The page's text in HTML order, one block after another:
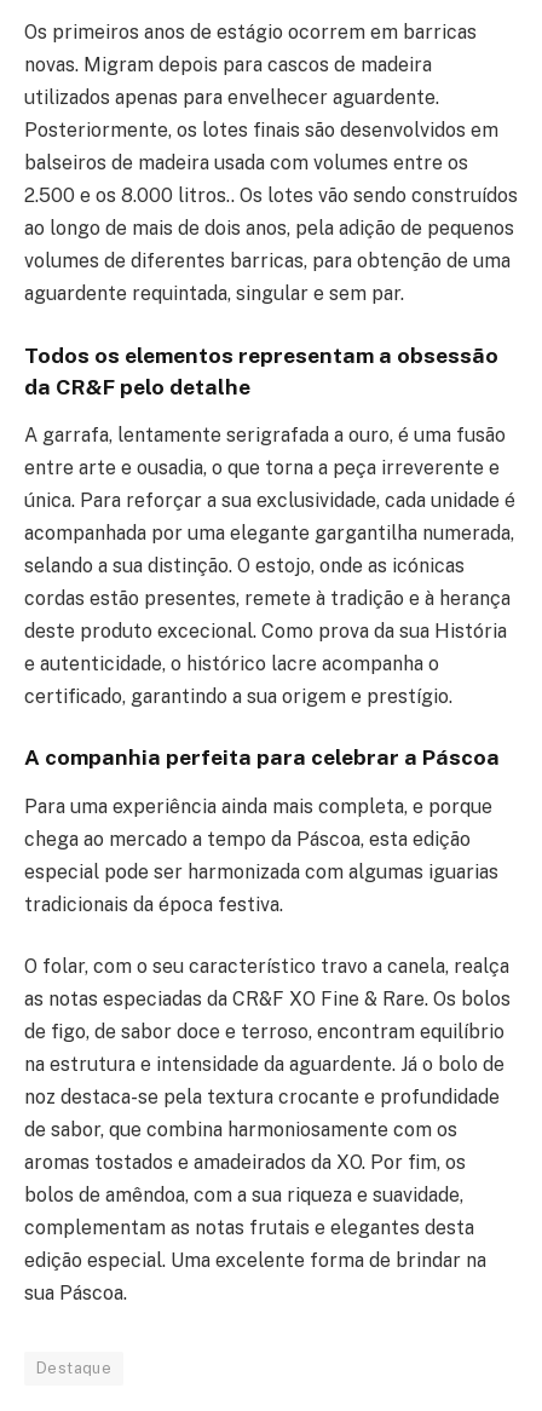
Os primeiros anos de estágio ocorrem em barricas
novas. Migram depois para cascos de madeira
utilizados apenas para envelhecer aguardente.
Posteriormente, os lotes finais são desenvolvidos em
balseiros de madeira usada com volumes entre os
2.500 e os 8.000 litros.. Os lotes vão sendo construídos
ao longo de mais de dois anos, pela adição de pequenos
volumes de diferentes barricas, para obtenção de uma
aguardente requintada, singular e sem par.
Todos os elementos representam a obsessão
da CR&F pelo detalhe
A garrafa, lentamente serigrafada a ouro, é uma fusão
entre arte e ousadia, o que torna a peça irreverente e
única. Para reforçar a sua exclusividade, cada unidade é
acompanhada por uma elegante gargantilha numerada,
selando a sua distinção. O estojo, onde as icónicas
cordas estão presentes, remete à tradição e à herança
deste produto excecional. Como prova da sua História
e autenticidade, o histórico lacre acompanha o
certificado, garantindo a sua origem e prestígio.
A companhia perfeita para celebrar a Páscoa
Para uma experiência ainda mais completa, e porque
chega ao mercado a tempo da Páscoa, esta edição
especial pode ser harmonizada com algumas iguarias
tradicionais da época festiva.
O folar, com o seu característico travo a canela, realça
as notas especiadas da CR&F XO Fine & Rare. Os bolos
de figo, de sabor doce e terroso, encontram equilíbrio
na estrutura e intensidade da aguardente. Já o bolo de
noz destaca-se pela textura crocante e profundidade
de sabor, que combina harmoniosamente com os
aromas tostados e amadeirados da XO. Por fim, os
bolos de amêndoa, com a sua riqueza e suavidade,
complementam as notas frutais e elegantes desta
edição especial. Uma excelente forma de brindar na
sua Páscoa.
Destaque